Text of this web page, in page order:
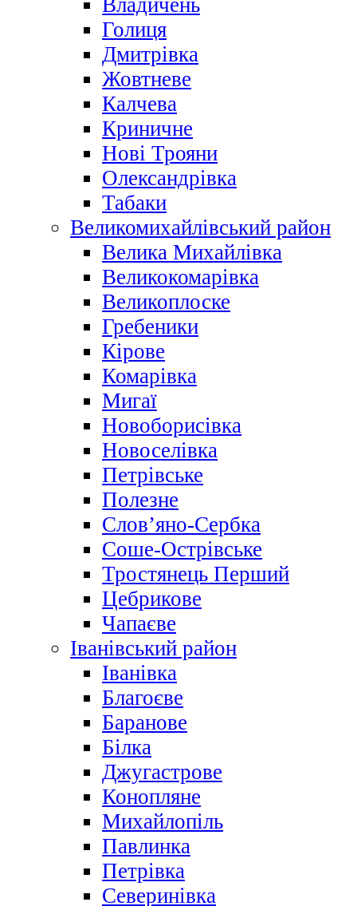
Владичень
Голиця
Дмитрівка
Жовтневе
Калчева
Криничне
Нові Трояни
Олександрівка
Табаки
Великомихайлівський район
Велика Михайлівка
Великокомарівка
Великоплоске
Гребеники
Кірове
Комарівка
Мигаї
Новоборисівка
Новоселівка
Петрівське
Полезне
Слов’яно-Сербка
Соше-Острівське
Тростянець Перший
Цебрикове
Чапаєве
Іванівський район
Іванівка
Благоєве
Баранове
Білка
Джугастрове
Конопляне
Михайлопіль
Павлинка
Петрівка
Северинівка